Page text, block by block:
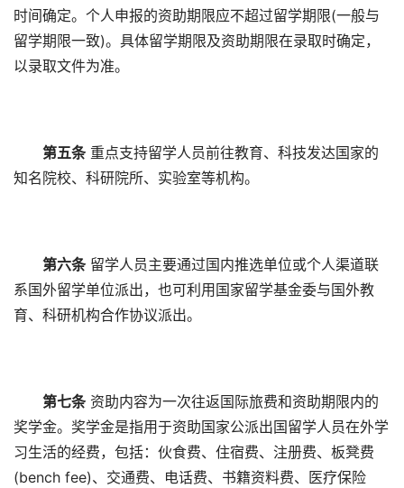
时间确定。个人申报的资助期限应不超过留学期限(一般与
留学期限一致)。具体留学期限及资助期限在录取时确定，
以录取文件为准。
第五条重点支持留学人员前往教育、科技发达国家的
知名院校、科研院所、实验室等机构。
第六条留学人员主要通过国内推选单位或个人渠道联
系国外留学单位派出，也可利用国家留学基金委与国外教
育、科研机构合作协议派出。
第七条资助内容为一次往返国际旅费和资助期限内的
奖学金。奖学金是指用于资助国家公派出国留学人员在外学
习生活的经费，包括：伙食费、住宿费、注册费、板凳费
(bench fee)、交通费、电话费、书籍资料费、医疗保险